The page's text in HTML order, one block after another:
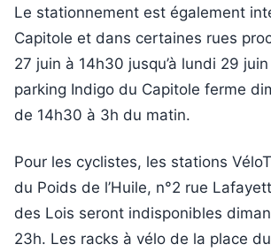
Le stationnement est également
Capitole et dans certaines rues
27 juin à 14h30 jusqu’à lundi 29
parking Indigo du Capitole ferme
de 14h30 à 3h du matin.
Pour les cyclistes, les stations
du Poids de l’Huile, n°2 rue
des Lois seront indisponibles
23h. Les racks à vélo de la place